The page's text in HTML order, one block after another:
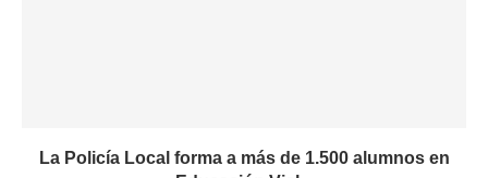
La Policía Local forma a más de 1.500 alumnos en